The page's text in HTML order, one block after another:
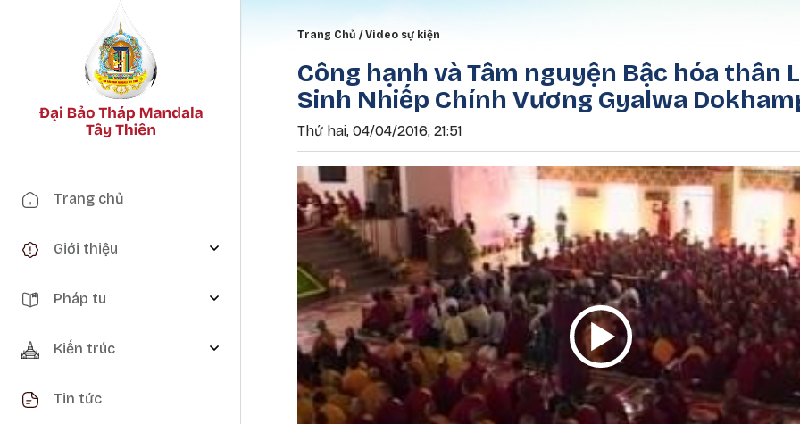
Main navigation
Trang chủ
Giới thiệu
Pháp tu
Kiến trúc
Tin tức
Breadcrumb
Trang Chủ Video sự kiện
Công hạnh và Tâm nguyện Bậc hóa thân
Sinh Nhiếp Chính Vương Gyalwa
Thứ hai, 04/04/2016, 21:51